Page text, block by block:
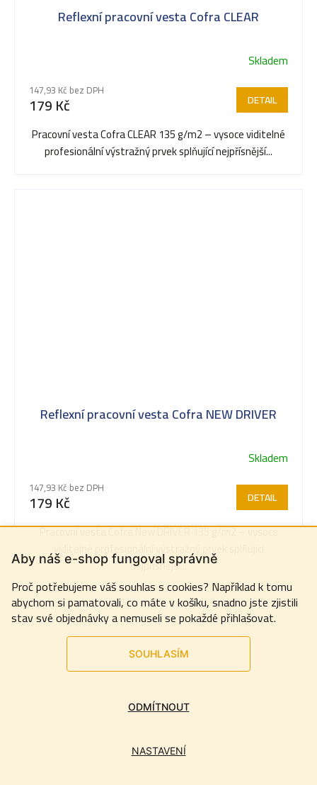
Aby náš e-shop fungoval správně
Proč potřebujeme váš souhlas s cookies? Například k tomu
abychom si pamatovali, co máte v košíku, snadno jste zjistili
stav své objednávky a nemuseli se pokaždé přihlašovat.
SOUHLASÍM
NASTAVENÍ
ODMÍTNOUT
Reflexní pracovní vesta Cofra CLEAR
Skladem
147,93 Kč bez DPH
179 Kč DETAIL
Pracovní vesta Cofra CLEAR 135 g/m2 – vysoce viditelné
profesionální výstražný prvek splňující nejpřísnější...
Reflexní pracovní vesta Cofra NEW DRIVER
Skladem
147,93 Kč bez DPH
179 Kč DETAIL
Pracovní vesta Cofra New DRIVER 135 g/m2 – vysoce
viditelné profesionální výstražný prvek splňující
nejpřísnější...